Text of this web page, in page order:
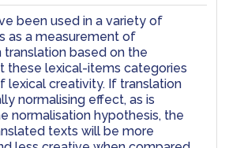
been used in a variety of
as a measurement of
translation based on the
these lexical-items categories
lexical creativity. If translation
normalising effect, as is
normalisation hypothesis, the
texts will be more